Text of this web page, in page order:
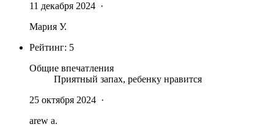
11 декабря 2024 ·
Мария У.
Рейтинг: 5
Общие впечатления
Приятный запах, ребенку нравится
25 октября 2024 ·
arew a.